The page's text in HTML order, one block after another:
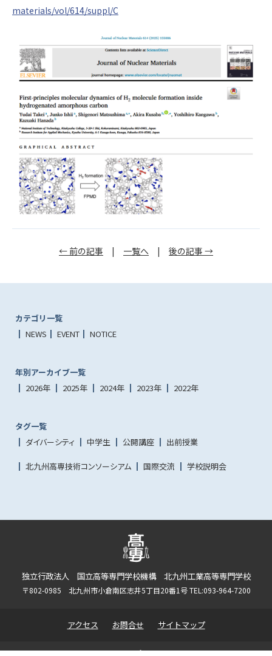
materials/vol/614/suppl/C
← 前の記事 | 一覧へ | 後の記事 →
カテゴリ一覧
NEWS
EVENT NOTICE
年別アーカイブ一覧
2026年
2025年 2024年 2023年 2022年
タグ一覧
ダイバーシティ
中学生 公開講座 出前授業
北九州高専技術コンソーシアム 国際交流 学校説明会
独立行政法人 国立高等専門学校機構 北九州工業高等専門学校
〒802-0985 北九州市小倉南区志井5丁目20番1号 TEL:093-964-7200
アクセス お問合せ サイトマップ
Copyright© 2023 - 2026 National Institute of Technology, Kitakyushu College All rights